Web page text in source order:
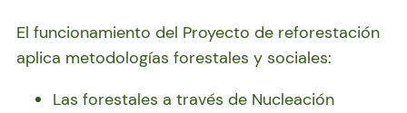
El funcionamiento del Proyecto de reforestación
aplica metodologías forestales y sociales:
Las forestales a través de Nucleación